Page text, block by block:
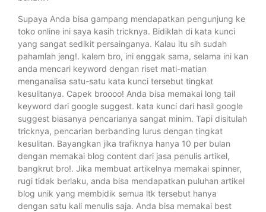
Supaya Anda bisa gampang mendapatkan pengunjung ke
toko online ini saya kasih tricknya. Bidiklah di kata kunci
yang sangat sedikit persainganya. Kalau itu sih sudah
pahamlah jeng!. kalem bro, ini enggak sama, selama ini kan
anda mencari keyword dengan riset mati-matian
menganalisa satu-satu kata kunci tersebut tingkat
kesulitanya. Capek broooo! Anda bisa memakai long tail
keyword dari google suggest. kata kunci dari hasil google
suggest biasanya pencarianya sangat minim. Tapi disitulah
tricknya, pencarian berbanding lurus dengan tingkat
kesulitan. Bayangkan jika trafiknya hanya 10 per bulan
dengan memakai blog content dari jasa penulis artikel,
bangkrut bro!. Jika membuat artikelnya memakai spinner,
rugi tidak berlaku, anda bisa mendapatkan puluhan artikel
blog unik yang membidik semua ltk tersebut hanya
dengan satu kali menulis saja. Anda bisa memakai best